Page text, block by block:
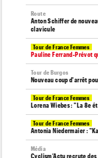
Route
Anton Schiffer de
clavicule
Tour de France Femmes
Pauline Ferrand-Prévot
Tour de Burgos
Nouveau coup d'arrêt
Tour de France Femmes
Lorena Wiebes : "La 8e
Tour de France Femmes
Antonia Niedermaier :
Média
Cyclism’Actu recrute